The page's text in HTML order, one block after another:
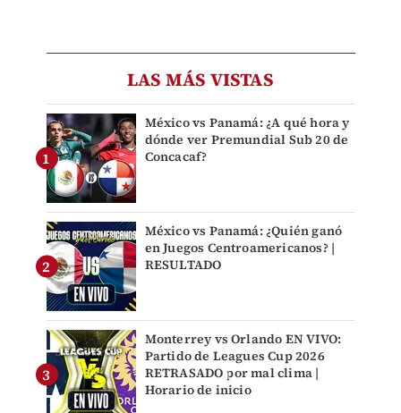
LAS MÁS VISTAS
México vs Panamá: ¿A qué hora y
dónde ver Premundial Sub 20 de
Concacaf?
México vs Panamá: ¿Quién ganó
en Juegos Centroamericanos? |
RESULTADO
Monterrey vs Orlando EN VIVO:
Partido de Leagues Cup 2026
RETRASADO por mal clima |
Horario de inicio